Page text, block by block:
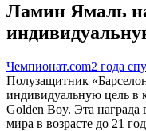
Ламин Ямаль
Чемпионат.com2 года
Полузащитник
индивидуальную цель в
Golden Boy. Эта
мира в возрасте до 21